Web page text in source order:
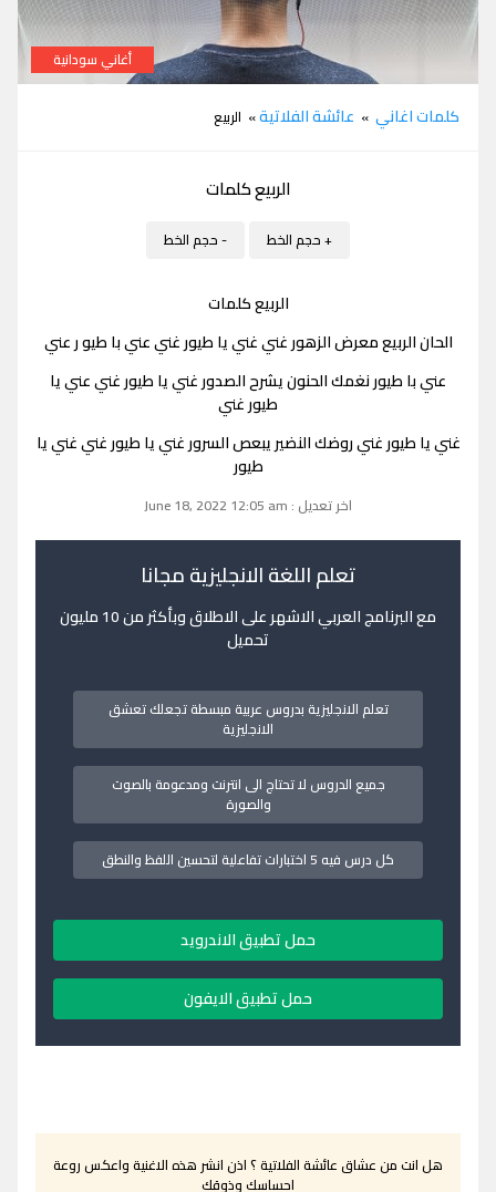
أغاني سودانية
كلمات اغاني » عائشة الفلاتية» الربيع
الربيع كلمات
+ حجم الخط - حجم الخط
الربيع كلمات
الحان الربيع معرض الزهور غني غني يا طيور غني عني با طيو ر عني
عني با طيور نغمك الحنون يشرح الصدور غني يا طيور غني عني يا
طيور غني
غني يا طيور غني روضك النضير يبعص السرور غني يا طيور غني غني يا
طيور
اخر تعديل : June 18, 2022 12:05 am
تعلم اللغة الانجليزية مجانا
مع البرنامج العربي الاشهر على الاطلاق وبأكثر من 10 مليون
تحميل
تعلم الانجليزية بدروس عربية مبسطة تجعلك تعشق
الانجليزية
جميع الدروس لا تحتاج الى انترنت ومدعومة بالصوت
والصورة
كل درس فيه 5 اختبارات تفاعلية لتحسين اللفظ والنطق
حمل تطبيق الاندرويد
حمل تطبيق الايفون
هل انت من عشاق عائشة الفلاتية ؟ اذن انشر هذه الاغنية واعكس روعة
احساسك وذوقك